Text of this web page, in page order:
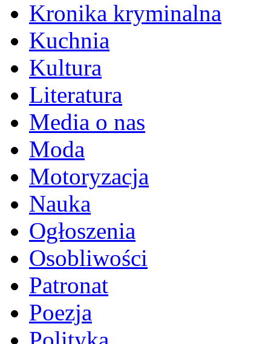
Kronika kryminalna
Kuchnia
Kultura
Literatura
Media o nas
Moda
Motoryzacja
Nauka
Ogłoszenia
Osobliwości
Patronat
Poezja